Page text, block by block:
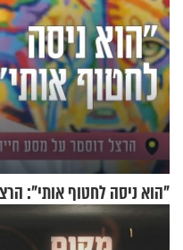
"הוא ניסה לחטוף אותי":